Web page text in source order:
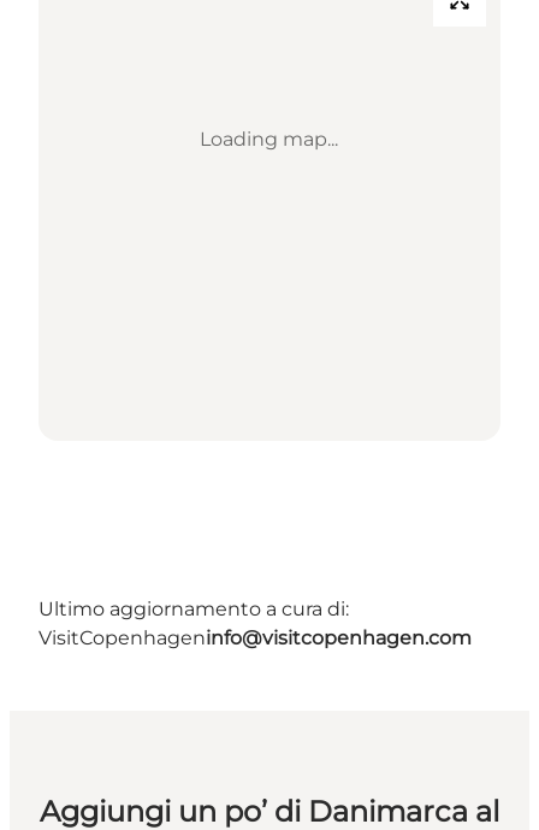
Loading map...
Ultimo aggiornamento a cura di:
VisitCopenhageninfo@visitcopenhagen.com
Aggiungi un po’ di Danimarca al